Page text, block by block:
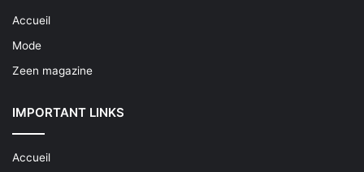
Accueil
Mode
Zeen magazine
IMPORTANT LINKS
Accueil